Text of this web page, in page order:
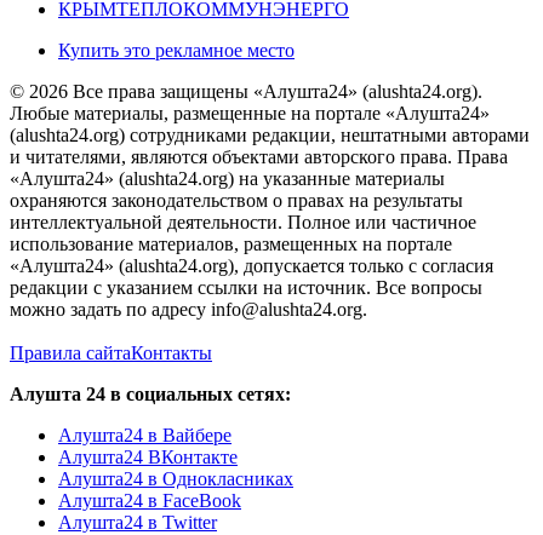
КРЫМТЕПЛОКОММУНЭНЕРГО
Купить это рекламное место
© 2026 Все права защищены «Алушта24» (alushta24.org).
Любые материалы, размещенные на портале «Алушта24»
(alushta24.org) сотрудниками редакции, нештатными авторами
и читателями, являются объектами авторского права. Права
«Алушта24» (alushta24.org) на указанные материалы
охраняются законодательством о правах на результаты
интеллектуальной деятельности. Полное или частичное
использование материалов, размещенных на портале
«Алушта24» (alushta24.org), допускается только с согласия
редакции с указанием ссылки на источник. Все вопросы
можно задать по адресу info@alushta24.org.
Правила сайтаКонтакты
Алушта 24 в социальных сетях:
Алушта24 в Вайбере
Алушта24 ВКонтакте
Алушта24 в Однокласниках
Алушта24 в FaceBook
Алушта24 в Twitter